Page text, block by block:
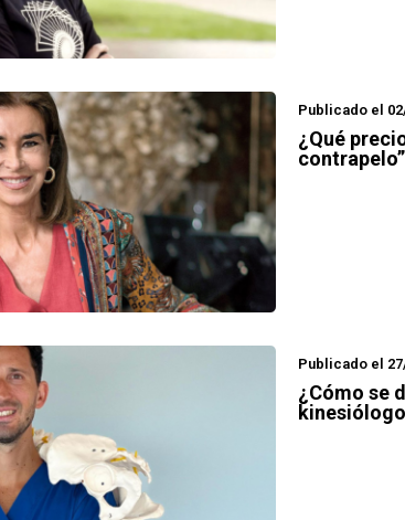
Publicado el
¿Qué
Publicado el
¿Cómo se